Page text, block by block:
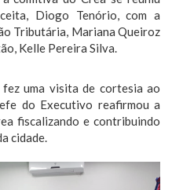
Diogo Tenório, com a
Tributária, Mariana Queiroz
Kelle Pereira Silva.
uma visita de cortesia ao
do Executivo reafirmou a
fiscalizando e contribuindo
cidade.